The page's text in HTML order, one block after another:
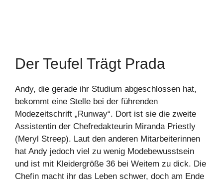
Der Teufel Trägt Prada
Andy, die gerade ihr Studium abgeschlossen hat,
bekommt eine Stelle bei der führenden
Modezeitschrift „Runway“. Dort ist sie die zweite
Assistentin der Chefredakteurin Miranda Priestly
(Meryl Streep). Laut den anderen Mitarbeiterinnen
hat Andy jedoch viel zu wenig Modebewusstsein
und ist mit Kleidergröße 36 bei Weitem zu dick. Die
Chefin macht ihr das Leben schwer, doch am Ende